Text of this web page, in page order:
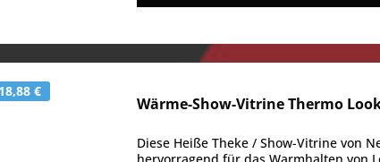
€
Wärme-Show-Vitrine Thermo
Diese Heiße Theke / Show-Vitrine von